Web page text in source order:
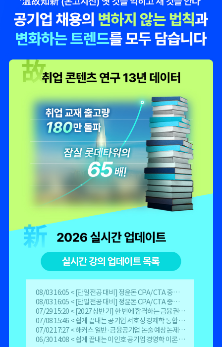
08/03 16:05 < [단일전공 대비] 정윤돈 CPA/CTA 중급회계 1 >
08/03 16:05 < [단일전공 대비] 정윤돈 CPA/CTA 중급회계 2 >
07/29 15:20 < [2027 상반기] 한 번에 합격하는 금융권 자소서 - 한국은행 >
07/08 15:46 < 쉽게 끝내는 공기업 서호성 경제학 통합 기본서 (3판) >
07/02 17:27< 해커스 일반·금융공기업 논술 예상논제 + 모범답안 (4판) >
06/30 14:08 < 쉽게 끝내는 이인호 공기업 경영학 이론 (3판) >